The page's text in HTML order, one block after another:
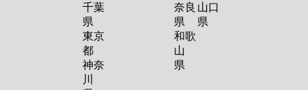
千葉
県
東京
都
神奈
川
奈良
県
和歌
山
県
山口
県